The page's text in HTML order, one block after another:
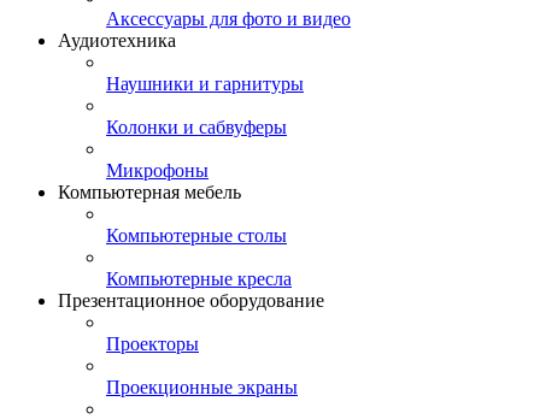
Аксессуары для фото и видео
Аудиотехника
Наушники и гарнитуры
Колонки и сабвуферы
Микрофоны
Компьютерная мебель
Компьютерные столы
Компьютерные кресла
Презентационное оборудование
Проекторы
Проекционные экраны